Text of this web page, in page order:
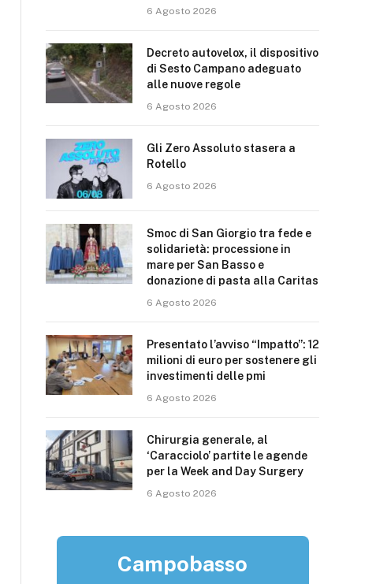
6 Agosto 2026
Decreto autovelox, il dispositivo
di Sesto Campano adeguato
alle nuove regole
6 Agosto 2026
Gli Zero Assoluto stasera a
Rotello
6 Agosto 2026
Smoc di San Giorgio tra fede e
solidarietà: processione in
mare per San Basso e
donazione di pasta alla Caritas
6 Agosto 2026
Presentato l’avviso “Impatto”: 12
milioni di euro per sostenere gli
investimenti delle pmi
6 Agosto 2026
Chirurgia generale, al
‘Caracciolo’ partite le agende
per la Week and Day Surgery
6 Agosto 2026
Campobasso